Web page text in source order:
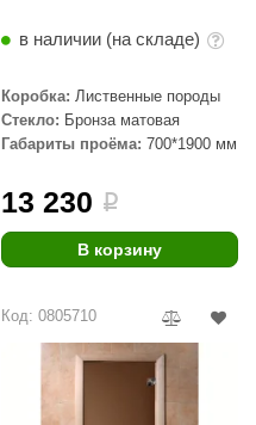
в наличии (на складе)
Коробка: Лиственные породы
Стекло: Бронза матовая
Габариты проёма: 700*1900 мм
13 230 i
В корзину
Код: 0805710